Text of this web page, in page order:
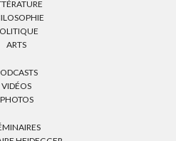
ARTS
VIDÉOS
PHOTOS